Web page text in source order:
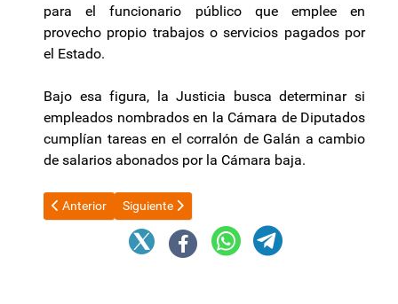
para el funcionario público que emplee en
provecho propio trabajos o servicios pagados por
el Estado.
Bajo esa figura, la Justicia busca determinar si
empleados nombrados en la Cámara de Diputados
cumplían tareas en el corralón de Galán a cambio
de salarios abonados por la Cámara baja.
Artículo anterior: El gobernador Jalil: elogios y reclamos al
Anterior Artículo siguiente: Especialistas de la CEPAL
Siguiente